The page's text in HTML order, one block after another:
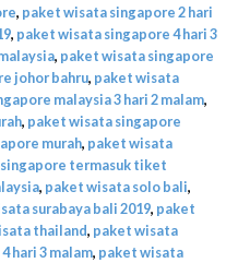
, paket wisata singapore 2 hari
, paket wisata singapore 4 hari 3
, paket wisata singapore
johor bahru, paket wisata
malaysia 3 hari 2 malam,
, paket wisata singapore
murah, paket wisata
termasuk tiket
, paket wisata solo bali,
surabaya bali 2019, paket
thailand, paket wisata
hari 3 malam, paket wisata